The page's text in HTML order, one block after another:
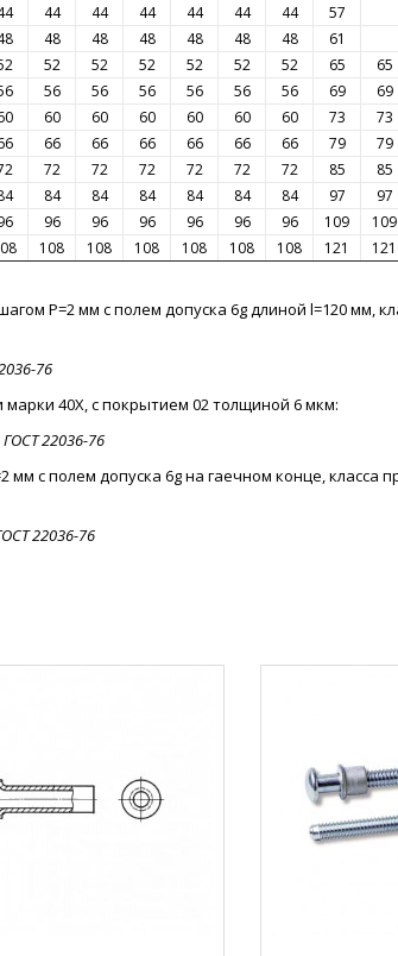
44 44 44 44 44 44
57
48 48 48 48 48 48
61
52 52 52 52 52 52 65
65
56 56 56 56 56 56 69
69
60 60 60 60 60 60 73
73
66 66 66 66 66 66 79 79
72 72 72 72 72 72 85 85
84 84 84 84 84 84 97 97
96 96 96 96 96 96 109 109
108 108 108 108 108 108 121 121
P=2 мм с полем допуска 6g длиной l=120 мм,
76
марки 40Х, с покрытием 02 толщиной 6 мкм:
ГОСТ 22036-76
с полем допуска 6g на гаечном конце, класса
22036-76